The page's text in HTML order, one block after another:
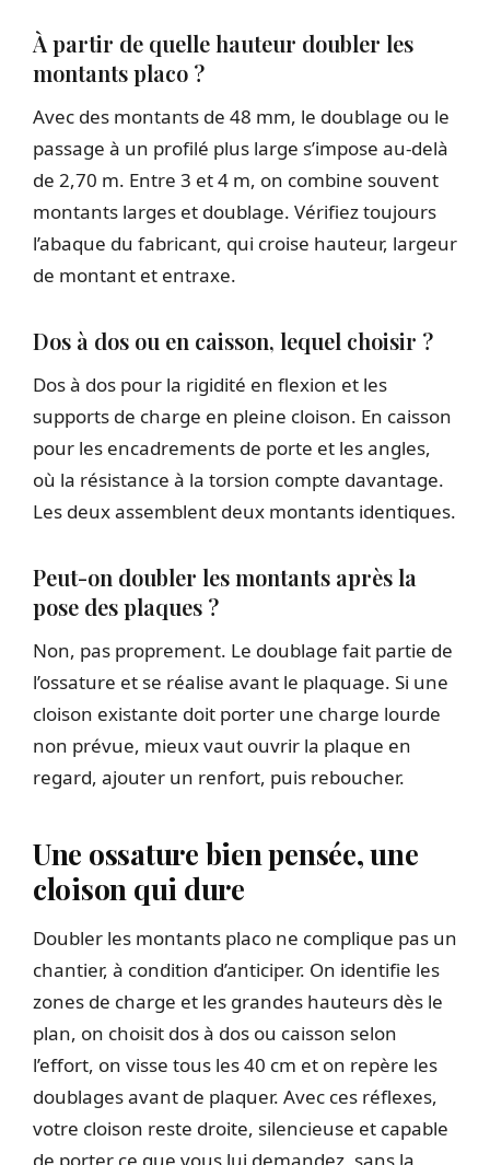
À partir de quelle hauteur doubler les
montants placo ?
Avec des montants de 48 mm, le doublage ou le
passage à un profilé plus large s’impose au-delà
de 2,70 m. Entre 3 et 4 m, on combine souvent
montants larges et doublage. Vérifiez toujours
l’abaque du fabricant, qui croise hauteur, largeur
de montant et entraxe.
Dos à dos ou en caisson, lequel choisir ?
Dos à dos pour la rigidité en flexion et les
supports de charge en pleine cloison. En caisson
pour les encadrements de porte et les angles,
où la résistance à la torsion compte davantage.
Les deux assemblent deux montants identiques.
Peut-on doubler les montants après la
pose des plaques ?
Non, pas proprement. Le doublage fait partie de
l’ossature et se réalise avant le plaquage. Si une
cloison existante doit porter une charge lourde
non prévue, mieux vaut ouvrir la plaque en
regard, ajouter un renfort, puis reboucher.
Une ossature bien pensée, une
cloison qui dure
Doubler les montants placo ne complique pas un
chantier, à condition d’anticiper. On identifie les
zones de charge et les grandes hauteurs dès le
plan, on choisit dos à dos ou caisson selon
l’effort, on visse tous les 40 cm et on repère les
doublages avant de plaquer. Avec ces réflexes,
votre cloison reste droite, silencieuse et capable